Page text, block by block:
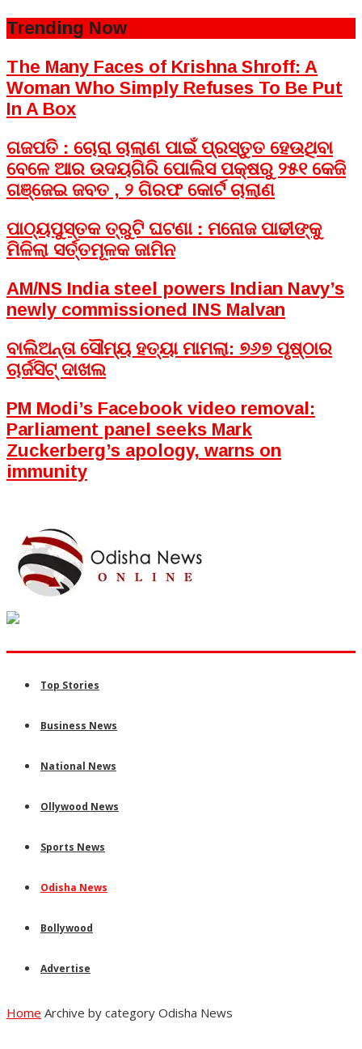
Trending Now
The Many Faces of Krishna Shroff: A
Woman Who Simply Refuses To Be Put
In A Box
ଗଜପତି : ଚୋରା ଚାଲାଣ ପାଇଁ ପ୍ରସ୍ତୁତ ହେଉଥିବା
ବେଳେ ଆର ଉଦୟଗିରି ପୋଲିସ ପକ୍ଷରୁ ୨୫୧ କେଜି
ଗଞ୍ଜେଇ ଜବତ , ୨ ଗିରଫ କୋର୍ଟ ଚାଲାଣ
ପାଠ୍ୟପୁସ୍ତକ ତ୍ରୁଟି ଘଟଣା : ମନୋଜ ପାଢୀଙ୍କୁ
ମିଳିଲା ସର୍ତ୍ତମୂଳକ ଜାମିନ
AM/NS India steel powers Indian Navy’s
newly commissioned INS Malvan
ବାଲିଅନ୍ତା ସୌମ୍ୟ ହତ୍ୟା ମାମଲା: ୭୬୭ ପୃଷ୍ଠାର
ଚାର୍ଜସିଟ୍ ଦାଖଲ
PM Modi’s Facebook video removal:
Parliament panel seeks Mark
Zuckerberg’s apology, warns on
immunity
Top Stories
Business News
National News
Ollywood News
Sports News
Odisha News
Bollywood
Advertise
Home Archive by category Odisha News